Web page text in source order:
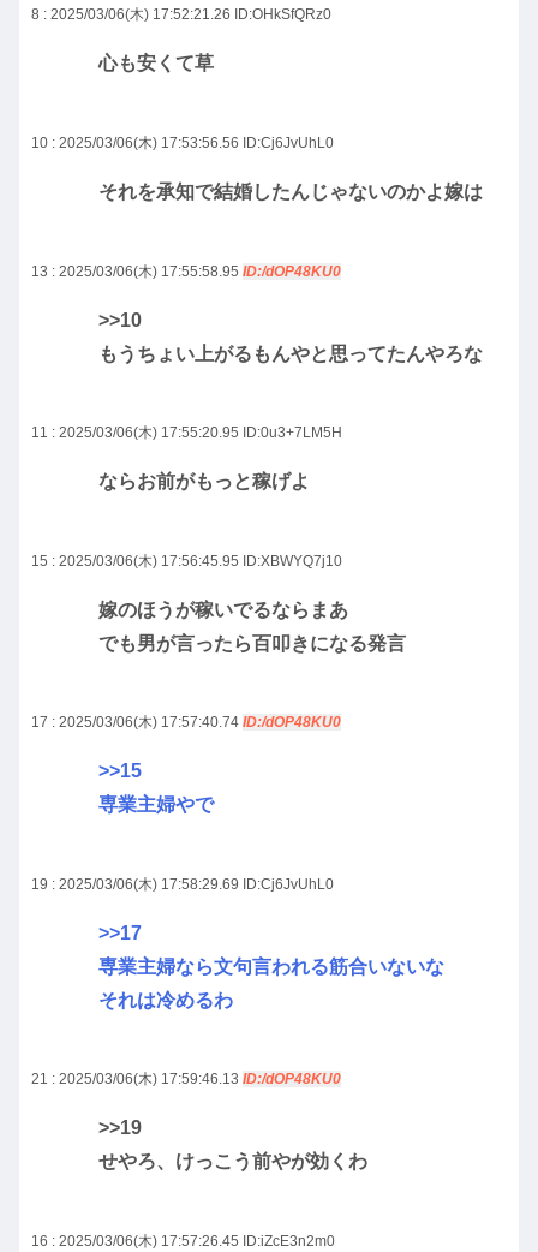
8 : 2025/03/06(木) 17:52:21.26 ID:OHkSfQRz0
心も安くて草
10 : 2025/03/06(木) 17:53:56.56 ID:Cj6JvUhL0
それを承知で結婚したんじゃないのかよ嫁は
13 : 2025/03/06(木) 17:55:58.95 ID:/dOP48KU0
>>10
もうちょい上がるもんやと思ってたんやろな
11 : 2025/03/06(木) 17:55:20.95 ID:0u3+7LM5H
ならお前がもっと稼げよ
15 : 2025/03/06(木) 17:56:45.95 ID:XBWYQ7j10
嫁のほうが稼いでるならまあ
でも男が言ったら百叩きになる発言
17 : 2025/03/06(木) 17:57:40.74 ID:/dOP48KU0
>>15
専業主婦やで
19 : 2025/03/06(木) 17:58:29.69 ID:Cj6JvUhL0
>>17
専業主婦なら文句言われる筋合いないな
それは冷めるわ
21 : 2025/03/06(木) 17:59:46.13 ID:/dOP48KU0
>>19
せやろ、けっこう前やが効くわ
16 : 2025/03/06(木) 17:57:26.45 ID:iZcE3n2m0